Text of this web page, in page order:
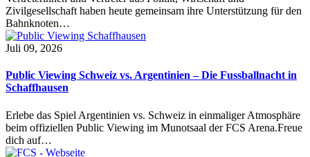
Zivilgesellschaft haben heute gemeinsam ihre Unterstützung für den
Bahnknoten…
Juli 09, 2026
Public Viewing Schweiz vs. Argentinien – Die Fussballnacht in
Schaffhausen
Erlebe das Spiel Argentinien vs. Schweiz in einmaliger Atmosphäre
beim offiziellen Public Viewing im Munotsaal der FCS Arena.Freue
dich auf…